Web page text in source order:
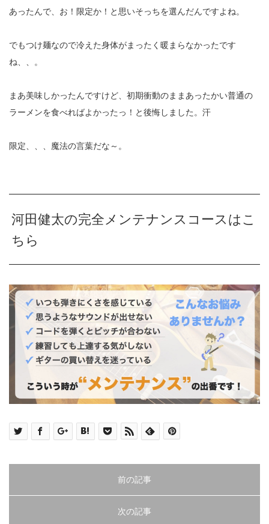
あったんで、お！限定か！と思いそっちを選んだんですよね。
でもつけ麺なので冷えた身体がまったく暖まらなかったです
ね、、。
まあ美味しかったんですけど、初期衝動のままあったかい普通の
ラーメンを食べればよかったっ！と後悔しました。汗
限定、、、魔法の言葉だな～。
河田健太の完全メンテナンスコースはこ
ちら
前の記事
次の記事